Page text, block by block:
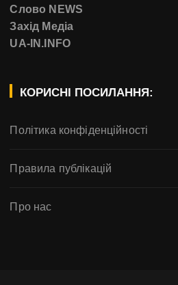
Слово NEWS
Захід Медіа
UA-IN.INFO
КОРИСНІ ПОСИЛАННЯ:
Політика конфіденційності
Правила публікацій
Про нас